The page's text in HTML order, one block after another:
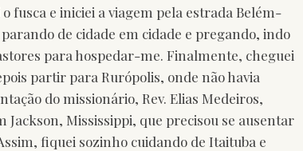
fusca e iniciei a viagem pela estrada Belém-
de cidade em cidade e pregando, indo
para hospedar-me. Finalmente, cheguei
partir para Rurópolis, onde não havia
do missionário, Rev. Elias Medeiros,
Mississippi, que precisou se ausentar
fiquei sozinho cuidando de Itaituba e